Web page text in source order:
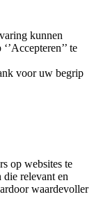
kunnen
te
voor uw begrip
op websites te
relevant en
waardevoller